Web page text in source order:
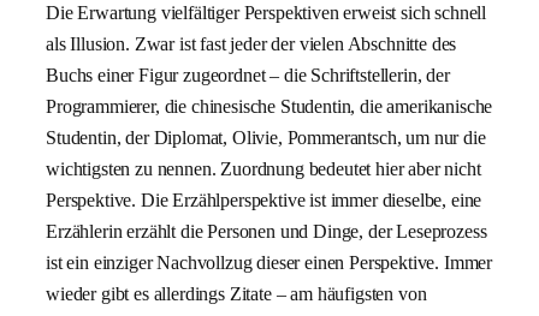
Die Erwartung vielfältiger Perspektiven erweist sich schnell
als Illusion. Zwar ist fast jeder der vielen Abschnitte des
Buchs einer Figur zugeordnet – die Schriftstellerin, der
Programmierer, die chinesische Studentin, die amerikanische
Studentin, der Diplomat, Olivie, Pommerantsch, um nur die
wichtigsten zu nennen. Zuordnung bedeutet hier aber nicht
Perspektive. Die Erzählperspektive ist immer dieselbe, eine
Erzählerin erzählt die Personen und Dinge, der Leseprozess
ist ein einziger Nachvollzug dieser einen Perspektive. Immer
wieder gibt es allerdings Zitate – am häufigsten von